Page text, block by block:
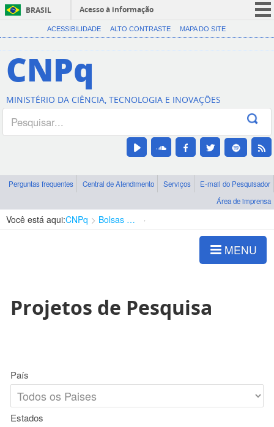
BRASIL
Acesso à informação
CORONAVÍRUS (COVID-19)
Canais
ACESSIBILIDADE ALTO CONTRASTE MAPA DO SITE
CNPq
MINISTÉRIO DA CIÊNCIA, TECNOLOGIA E INOVAÇÕES
Perguntas frequentes Central de Atendimento Serviços
E-mail do Pesquisador
Área de imprensa
Você está aqui:CNPq Bolsas e Auxílios Vigentes
MENU
Projetos de Pesquisa
País
Estados